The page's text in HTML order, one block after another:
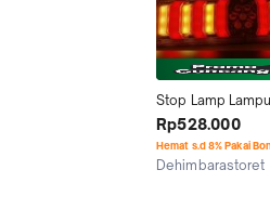
Stop Lamp
Pickup Carry
L300 12 Volt
Rp528.000
Hemat s.d 8% Pakai
Dehimbarastoret